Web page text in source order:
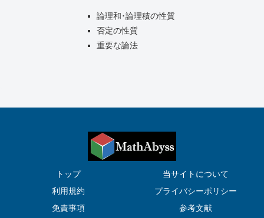
論理和･論理積の性質
否定の性質
重要な論法
トップ
当サイトについて
利用規約
プライバシーポリシー
免責事項
参考文献